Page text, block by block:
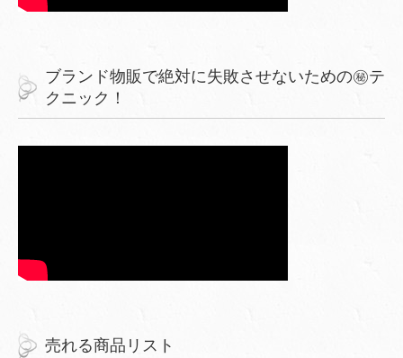
ブランド物販で絶対に失敗させないための㊙︎テ
クニック！
売れる商品リスト